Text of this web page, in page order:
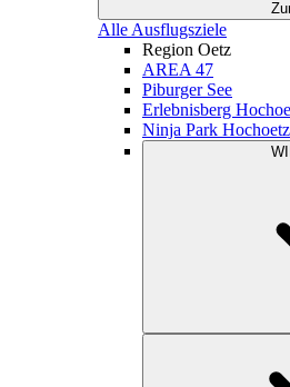
Alle Ausflugsziele
Region Oetz
AREA 47
Piburger See
Erlebnisberg
Ninja Park Hochoetz